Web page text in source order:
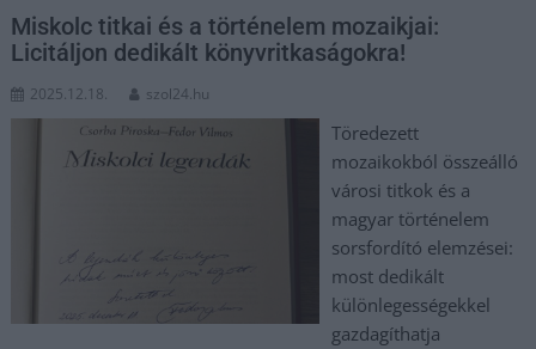
Miskolc titkai és a történelem mozaikjai:
Licitáljon dedikált könyvritkaságokra!
2025.12.18. szol24.hu
Töredezett
mozaikokból összeálló
városi titkok és a
magyar történelem
sorsfordító elemzései:
most dedikált
különlegességekkel
gazdagíthatja